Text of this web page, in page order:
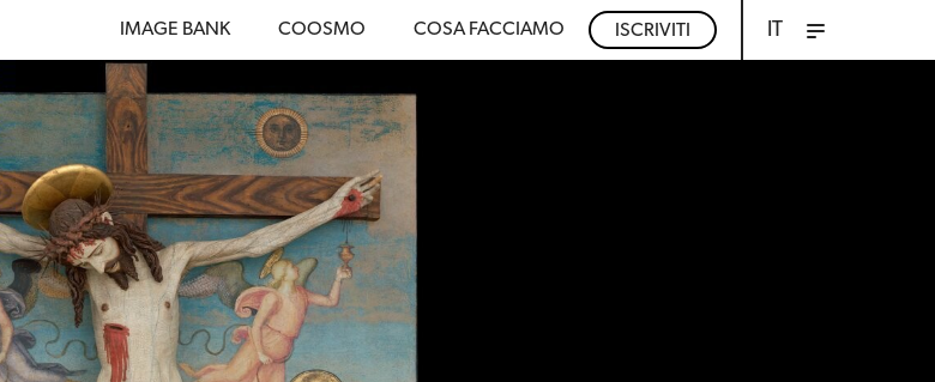
IMAGE BANK COOSMO COSA FACCIAMO ISCRIVITI IT